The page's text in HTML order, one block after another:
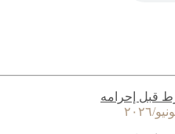
قبل إحرامه